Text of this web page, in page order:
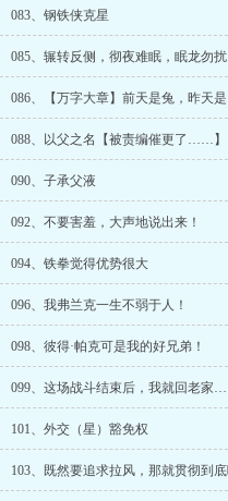
083、钢铁侠克星
085、辗转反侧，彻夜难眠，眠龙勿扰
088、以父之名【被责编催更了……】
090、子承父液
092、不要害羞，大声地说出来！
094、铁拳觉得优势很大
096、我弗兰克一生不弱于人！
098、彼得·帕克可是我的好兄弟！
099、这场战斗结束后，我就回老家
101、外交（星）豁免权
103、既然要追求拉风，那就贯彻到